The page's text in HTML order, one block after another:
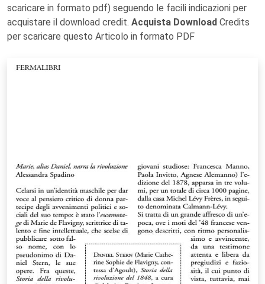
scaricare in formato pdf) seguendo le facili indicazioni per
acquistare il download credit. Acquista Download Credits
per scaricare questo Articolo in formato PDF